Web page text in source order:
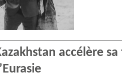
accélère